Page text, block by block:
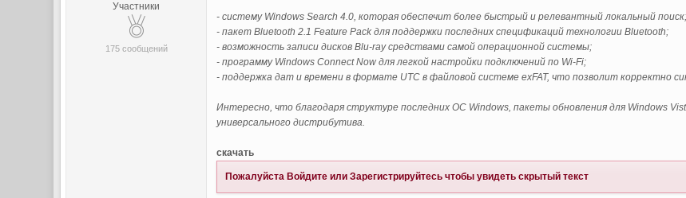
Участники
175 сообщений
- систему Windows Search 4.0, которая обеспечит более быстрый и релевантный локальный поиск;
- пакет Bluetooth 2.1 Feature Pack для поддержки последних спецификаций технологии Bluetooth;
- возможность записи дисков Blu-ray средствами самой операционной системы;
- программу Windows Connect Now для легкой настройки подключений по Wi-Fi;
- поддержка дат и времени в формате UTC в файловой системе exFAT, что позволит корректно
Интересно, что благодаря структуре последних ОС Windows, пакеты обновления для Windows
универсального дистрибутива.
скачать
Пожалуйста Войдите илиЗарегистрируйтесь чтобы увидеть скрытый текст